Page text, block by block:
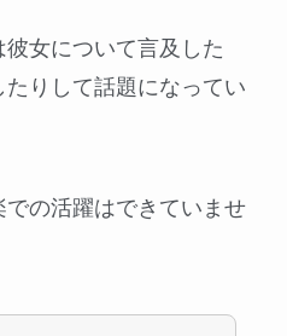
女について言及した
りして話題になってい
での活躍はできていませ